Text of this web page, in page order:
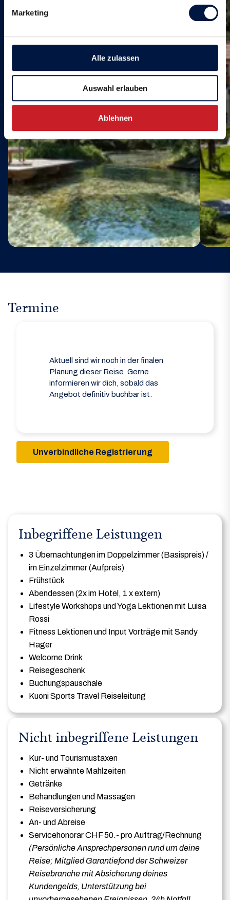
Marketing
Alle zulassen
Auswahl erlauben
Ablehnen
Termine
Aktuell sind wir noch in der finalen
Planung dieser Reise. Gerne
informieren wir dich, sobald das
Angebot definitiv buchbar ist.
Unverbindliche Registrierung
Inbegriffene Leistungen
3 Übernachtungen im Doppelzimmer (Basispreis) /
im Einzelzimmer (Aufpreis)
Frühstück
Abendessen (2x im Hotel, 1 x extern)
Lifestyle Workshops und Yoga Lektionen mit Luisa
Rossi
Fitness Lektionen und Input Vorträge mit Sandy
Hager
Welcome Drink
Reisegeschenk
Buchungspauschale
Kuoni Sports Travel Reiseleitung
Nicht inbegriffene Leistungen
Kur- und Tourismustaxen
Nicht erwähnte Mahlzeiten
Getränke
Behandlungen und Massagen
Reiseversicherung
An- und Abreise
Servicehonorar CHF 50.- pro Auftrag/Rechnung
(Persönliche Ansprechpersonen rund um deine
Reise; Mitglied Garantiefond der Schweizer
Reisebranche mit Absicherung deines
Kundengelds, Unterstützung bei